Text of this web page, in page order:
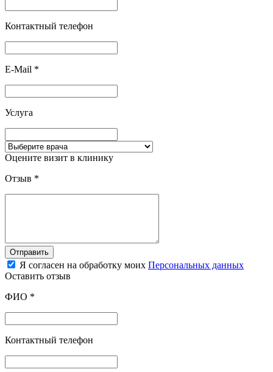
Контактный телефон
E-Mail *
Услуга
Оцените визит в клинику
Отзыв *
Отправить
Я согласен на обработку моих Персональных данных
Оставить отзыв
ФИО *
Контактный телефон